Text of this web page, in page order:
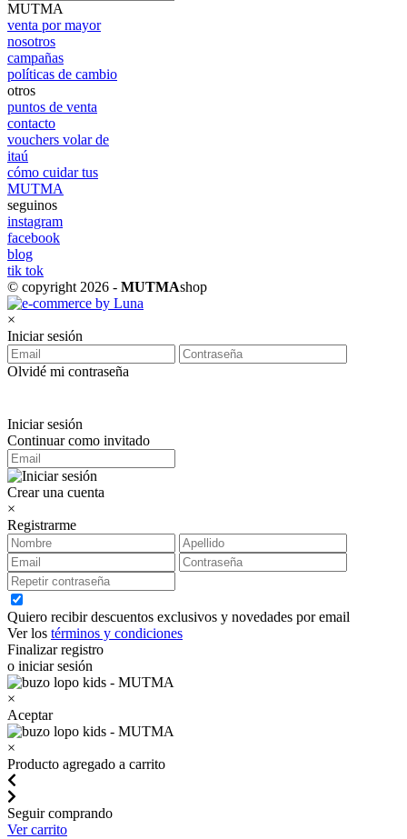
MUTMA
venta por mayor
nosotros
campañas
políticas de cambio
otros
puntos de venta
contacto
vouchers volar de
itaú
cómo cuidar tus
MUTMA
seguinos
instagram
facebook
blog
tik tok
© copyright 2026 - MUTMAshop
×
Iniciar sesión
Olvidé mi contraseña
Iniciar sesión
Continuar como invitado
Crear una cuenta
×
Registrarme
Quiero recibir descuentos exclusivos y novedades por email
Ver los términos y condiciones
Finalizar registro
o iniciar sesión
×
Aceptar
×
Producto agregado a carrito
Seguir comprando
Ver carrito